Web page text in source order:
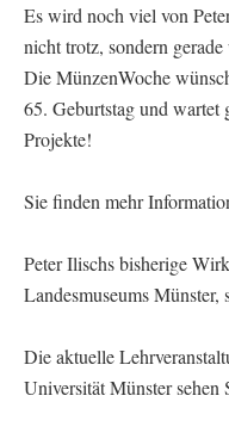
Es wird noch viel von
nicht trotz, sondern
Die MünzenWoche
65. Geburtstag und wartet
Projekte!
Sie finden mehr
Peter Ilischs bisherige
Landesmuseums Münster,
Die aktuelle
Universität Münster sehen